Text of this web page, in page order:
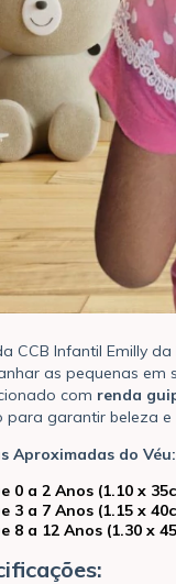
CCB Infantil Emilly
as pequenas em
com renda
para garantir beleza e
Aproximadas do Véu:
0 a 2 Anos (1.10 x
3 a 7 Anos (1.15 x
8 a 12 Anos (1.30 x